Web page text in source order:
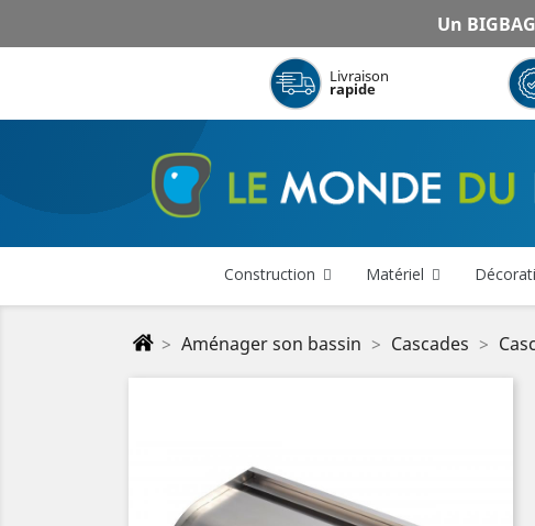
Un
Livraison
rapide
Construction Matériel
Aménager son bassin Cascades